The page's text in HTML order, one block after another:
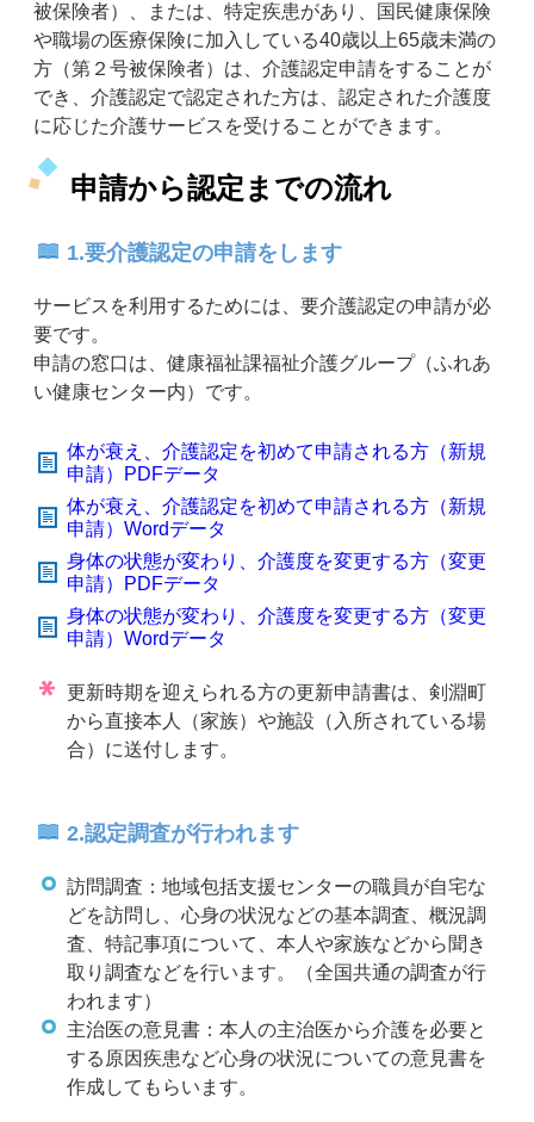
被保険者）、または、特定疾患があり、国民健康保険
や職場の医療保険に加入している40歳以上65歳未満の
方（第２号被保険者）は、介護認定申請をすることが
でき、介護認定で認定された方は、認定された介護度
に応じた介護サービスを受けることができます。
申請から認定までの流れ
1.要介護認定の申請をします
サービスを利用するためには、要介護認定の申請が必
要です。
申請の窓口は、健康福祉課福祉介護グループ（ふれあ
い健康センター内）です。
体が衰え、介護認定を初めて申請される方（新規
申請）PDFデータ
体が衰え、介護認定を初めて申請される方（新規
申請）Wordデータ
身体の状態が変わり、介護度を変更する方（変更
申請）PDFデータ
身体の状態が変わり、介護度を変更する方（変更
申請）Wordデータ
更新時期を迎えられる方の更新申請書は、剣淵町
から直接本人（家族）や施設（入所されている場
合）に送付します。
2.認定調査が行われます
訪問調査：地域包括支援センターの職員が自宅な
どを訪問し、心身の状況などの基本調査、概況調
査、特記事項について、本人や家族などから聞き
取り調査などを行います。（全国共通の調査が行
われます）
主治医の意見書：本人の主治医から介護を必要と
する原因疾患など心身の状況についての意見書を
作成してもらいます。